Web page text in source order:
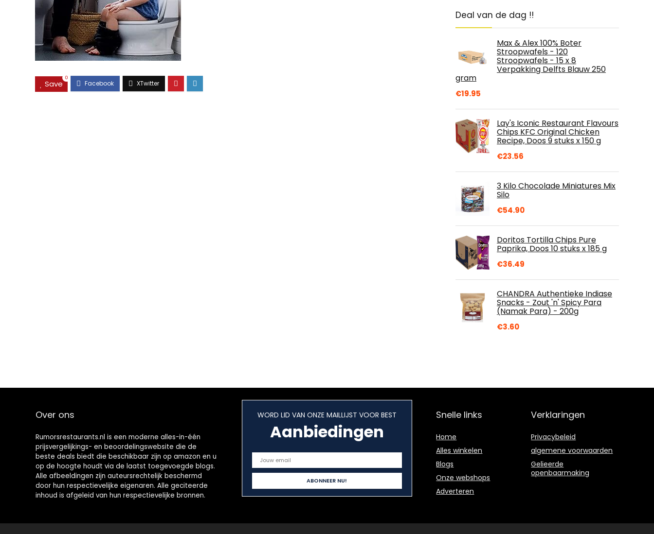
Save
0
Deal van de dag !!
Max & Alex 100% Boter
Stroopwafels - 120
Stroopwafels - 15 x 8
Verpakking Delfts Blauw 250
gram
€19.95
Lay's Iconic Restaurant Flavours
Chips KFC Original Chicken
Recipe, Doos 9 stuks x 150 g
€23.56
3 Kilo Chocolade Miniatures Mix
Silo
€54.90
Doritos Tortilla Chips Pure
Paprika, Doos 10 stuks x 185 g
€36.49
CHANDRA Authentieke Indiase
Snacks - Zout 'n' Spicy Para
(Namak Para) - 200g
€3.60
Over ons
Rumorsrestaurants.nl is een moderne alles-in-één
prijsvergelijkings- en beoordelingswebsite die de
beste deals biedt die beschikbaar zijn op amazon en u
op de hoogte houdt via de laatst toegevoegde blogs.
Alle afbeeldingen zijn auteursrechtelijk beschermd
door hun respectievelijke eigenaren. Alle geciteerde
inhoud is afgeleid van hun respectievelijke bronnen.
WORD LID VAN ONZE MAILLIJST VOOR BEST
Aanbiedingen
Snelle links
Home
Alles winkelen
Blogs
Onze webshops
Adverteren
Verklaringen
Privacybeleid
algemene voorwaarden
Gelieerde
openbaarmaking